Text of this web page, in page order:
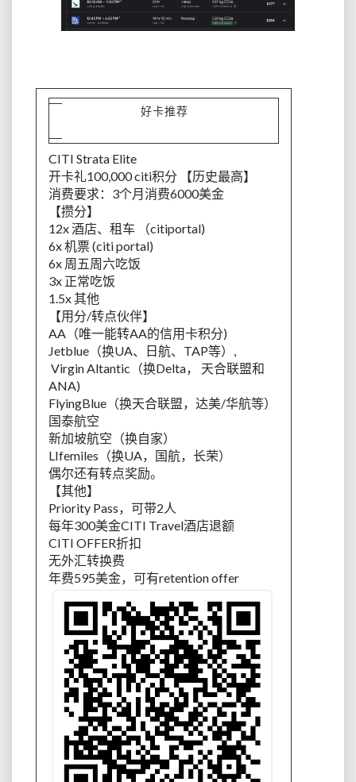
好卡推荐
CITI Strata Elite
开卡礼100,000 citi积分 【历史最高】
消费要求：3个月消费6000美金
【攒分】
12x 酒店、租车 （citiportal)
6x 机票 (citi portal)
6x 周五周六吃饭
3x 正常吃饭
1.5x 其他
【用分/转点伙伴】
AA（唯一能转AA的信用卡积分)
Jetblue（换UA、日航、TAP等）,
Virgin Altantic（换Delta， 天合联盟和
ANA)
FlyingBlue（换天合联盟，达美/华航等）
国泰航空
新加坡航空（换自家）
LIfemiles（换UA，国航，长荣）
偶尔还有转点奖励。
【其他】
Priority Pass，可带2人
每年300美金CITI Travel酒店退额
CITI OFFER折扣
无外汇转换费
年费595美金，可有retention offer